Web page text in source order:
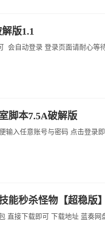
版1.1
脚本7.5A破解版
能秒杀怪物【超稳版】
效果截图 辅助 说明 效果图· 已经打包 直接下载即